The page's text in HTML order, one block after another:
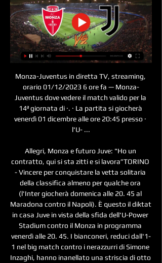
Monza-Juventus in diretta TV, streaming,
orario 01/12/2023 6 ore fa — Monza-
Juventus dove vedere il match valido per la
14ª giornata di ·. · La partita si giocherà
venerdì 01 dicembre alle ore 20:45 presso ·
l'U- ...
Allegri, Monza e futuro Juve: "Ho un
contratto, qui si sta zitti e si lavora”TORINO
- Vincere per conquistare la vetta solitaria
della classifica almeno per qualche ora
(l'Inter giocherà domenica alle 20. 45 al
Maradona contro il Napoli). È questo il diktat
in casa Juve in vista della sfida dell'U-Power
Stadium contro il Monza in programma
venerdì alle 20. 45. I bianconeri, reduci dall'1-
1 nel big match contro i nerazzurri di Simone
Inzaghi, hanno inanellato una striscia di otto